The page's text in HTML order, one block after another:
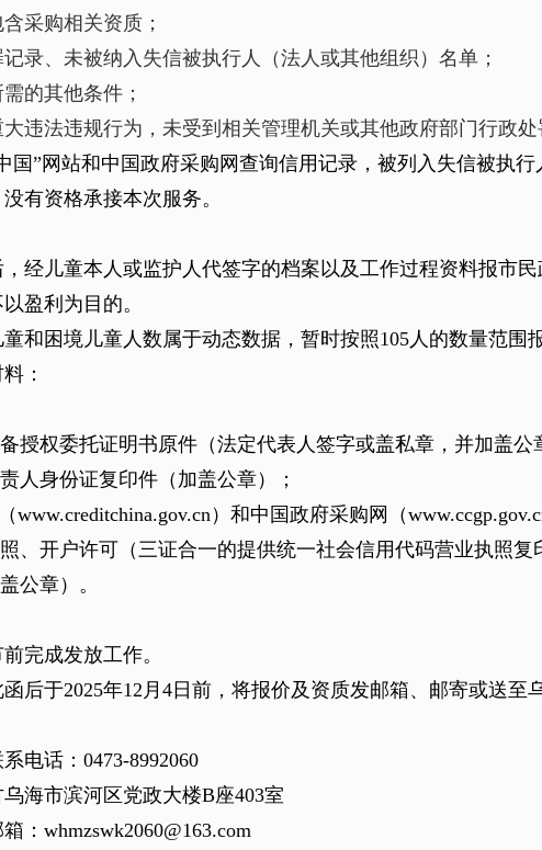
采购相关资质；
记录、未被纳入失信被执行人（法人或其他组织）名单；
需的其他条件；
违法违规行为，未受到相关管理机关或其他政府部门行政处
国”网站和中国政府采购网查询信用记录，被列入失信被执
有资格承接本次服务。
经儿童本人或监护人代签字的档案以及工作过程资料报市民
盈利为目的。
和困境儿童人数属于动态数据，暂时按照105人的数量范围
：
授权委托证明书原件（法定代表人签字或盖私章，并加盖公
人身份证复印件（加盖公章）；
www.creditchina.gov.cn）和中国政府采购网（
、开户许可（三证合一的提供统一社会信用代码营业执照复
公章）。
完成发放工作。
后于2025年12 月 4 日前，将报价及资质发邮箱、 邮寄或送至
电话： 0473-8992060
海市滨河区党政大楼B座403室
箱： whmzswk2060@163.com